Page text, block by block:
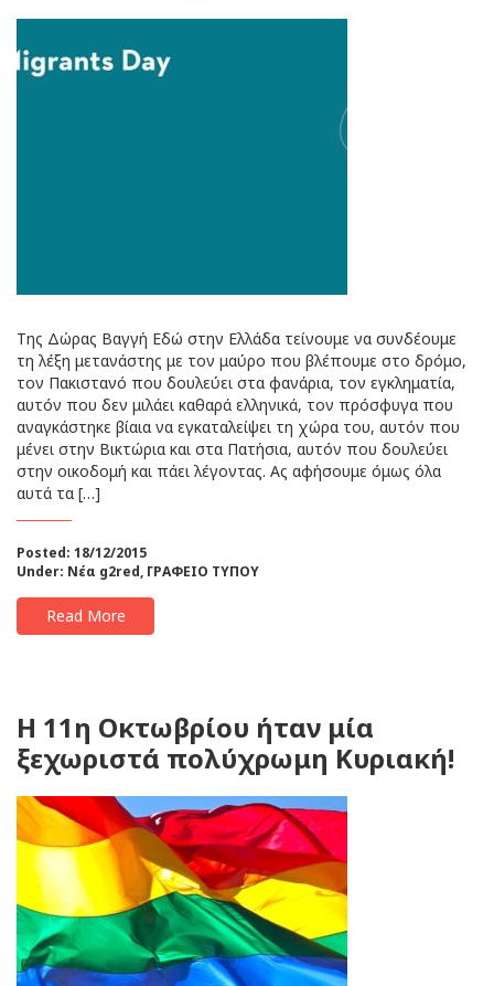
Της Δώρας Βαγγή Εδώ στην Ελλάδα τείνουμε να συνδέουμε
τη λέξη μετανάστης με τον μαύρο που βλέπουμε στο δρόμο,
τον Πακιστανό που δουλεύει στα φανάρια, τον εγκληματία,
αυτόν που δεν μιλάει καθαρά ελληνικά, τον πρόσφυγα που
αναγκάστηκε βίαια να εγκαταλείψει τη χώρα του, αυτόν που
μένει στην Βικτώρια και στα Πατήσια, αυτόν που δουλεύει
στην οικοδομή και πάει λέγοντας. Ας αφήσουμε όμως όλα
αυτά τα […]
Posted: 18/12/2015
Under: Νέα g2red, ΓΡΑΦΕΙΟ ΤΥΠΟΥ
Read More
H 11η Οκτωβρίου ήταν μία
ξεχωριστά πολύχρωμη Κυριακή!